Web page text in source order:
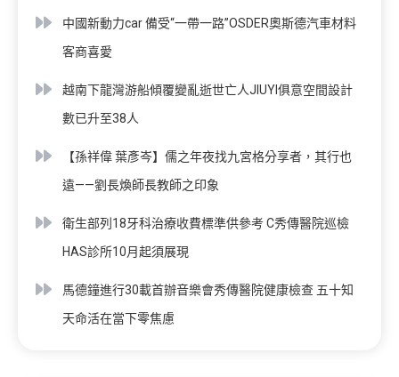
中國新動力car 備受“一帶一路”OSDER奧斯德汽車材料
客商喜愛
越南下龍灣游船傾覆變亂逝世亡人JIUYI俱意空間設計
數已升至38人
【孫祥偉 葉彥岑】儒之年夜找九宮格分享者，其行也
遠——劉長煥師長教師之印象
衛生部列18牙科治療收費標準供參考 C秀傳醫院巡檢
HAS診所10月起須展現
馬德鐘進行30載首辦音樂會秀傳醫院健康檢查 五十知
天命活在當下零焦慮